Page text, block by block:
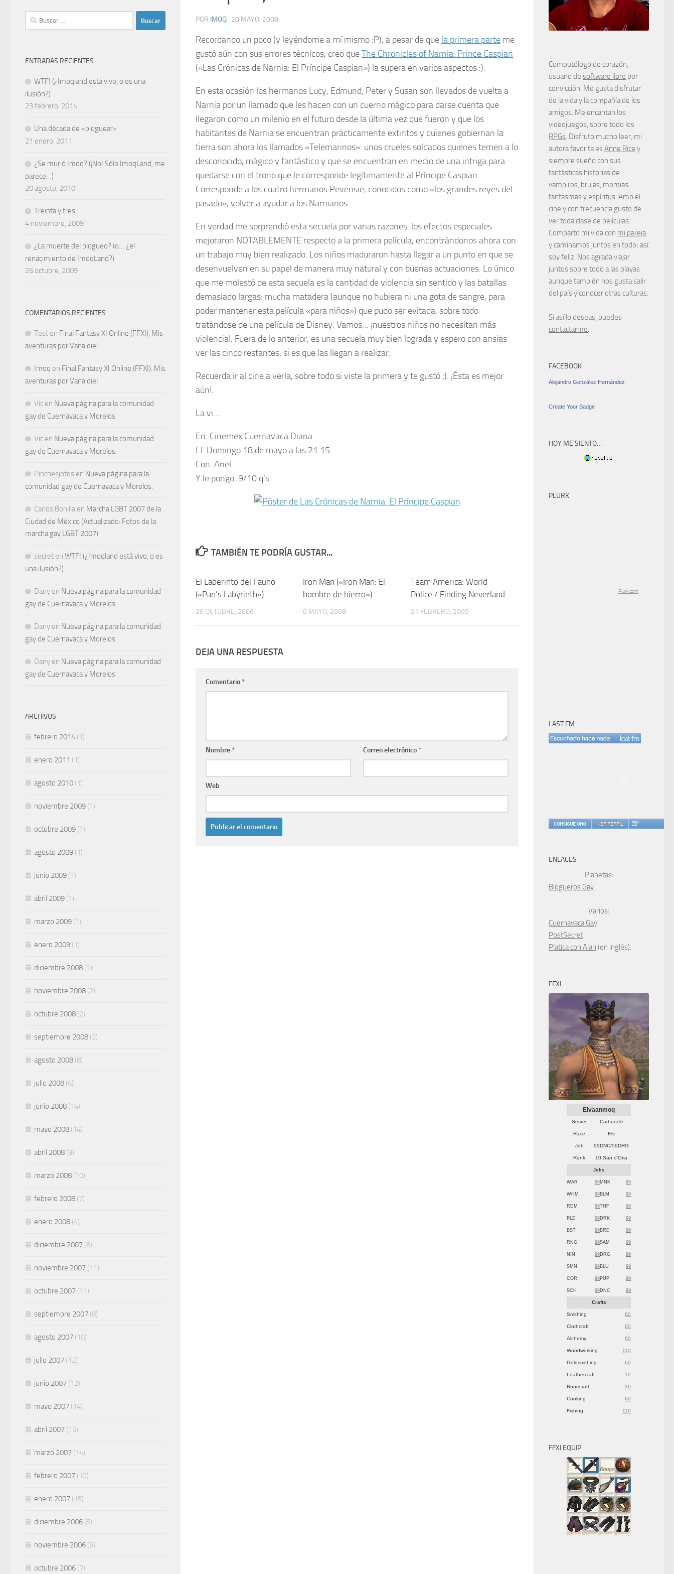
POR IMOQ · 20 MAYO, 2008
Recordando un poco (y leyéndome a mí mismo :P), a pesar de que la primera parte me
gustó aún con sus errores técnicos, creo queThe Chronicles of Narnia: Prince Caspian
(«Las Crónicas de Narnia: El Príncipe Caspian») la supera en varios aspectos :).
En esta ocasión los hermanos Lucy, Edmund, Peter y Susan son llevados de vuelta a
Narnia por un llamado que les hacen con un cuerno mágico para darse cuenta que
llegaron como un milenio en el futuro desde la última vez que fueron y que los
habitantes de Narnia se encuentran prácticamente extintos y quienes gobiernan la
tierra son ahora los llamados «Telemarinos»: unos crueles soldados quienes temen a lo
desconocido, mágico y fantástico y que se encuentran en medio de una intriga para
quedarse con el trono que le corresponde legítimamente al Príncipe Caspian.
Corresponde a los cuatro hermanos Pevensie, conocidos como «los grandes reyes del
pasado», volver a ayudar a los Narnianos.
En verdad me sorprendió esta secuela por varias razones: los efectos especiales
mejoraron NOTABLEMENTE respecto a la primera película, encontrándonos ahora con
un trabajo muy bien realizado. Los niños maduraron hasta llegar a un punto en que se
desenvuelven en su papel de manera muy natural y con buenas actuaciones. Lo único
que me molestó de esta secuela es la cantidad de violencia sin sentido y las batallas
demasiado largas: mucha matadera (aunque no hubiera ni una gota de sangre, para
poder mantener esta película «para niños») que pudo ser evitada, sobre todo
tratándose de una película de Disney. Vamos… ¡nuestros niños no necesitan más
violencia!. Fuera de lo anterior, es una secuela muy bien lograda y espero con ansias
ver las cinco restantes, si es que las llegan a realizar.
Recuerda ir al cine a verla, sobre todo si viste la primera y te gustó ;). ¡Ésta es mejor
aún!.
La vi…
En: Cinemex Cuernavaca Diana
El: Domingo 18 de mayo a las 21:15
Con: Ariel
Y le pongo: 9/10 q’s
TAMBIÉN TE PODRÍA GUSTAR...
El Laberinto del Fauno
(«Pan’s Labyrinth»)
26 OCTUBRE, 2006
Iron Man («Iron Man: El
hombre de hierro»)
6 MAYO, 2008
Team America: World
Police / Finding Neverland
21 FEBRERO, 2005
DEJA UNA RESPUESTA
Comentario*
Nombre* Correo electrónico*
Web
Buscar:
ENTRADAS RECIENTES
WTF! (¿Imoqland está vivo, o es una
ilusión?)
23 febrero, 2014
Una década de «bloguear»
21 enero, 2011
¿Se murió Imoq? (¡No! Sólo ImoqLand, me
parece…)
20 agosto, 2010
Treinta y tres
4 noviembre, 2009
¿La muerte del blogueo? (o… ¿el
renacimiento de ImoqLand?)
26 octubre, 2009
COMENTARIOS RECIENTES
Test en Final Fantasy XI Online (FFXI): Mis
aventuras por Vana’diel
Imoq en Final Fantasy XI Online (FFXI): Mis
aventuras por Vana’diel
Vic en Nueva página para la comunidad
gay de Cuernavaca y Morelos.
Vic en Nueva página para la comunidad
gay de Cuernavaca y Morelos.
Pinchesjotos en Nueva página para la
comunidad gay de Cuernavaca y Morelos.
Carlos Bonilla en Marcha LGBT 2007 de la
Ciudad de México (Actualizado: Fotos de la
marcha gay LGBT 2007)
secret en WTF! (¿Imoqland está vivo, o es
una ilusión?)
Dany en Nueva página para la comunidad
gay de Cuernavaca y Morelos.
Dany en Nueva página para la comunidad
gay de Cuernavaca y Morelos.
Dany en Nueva página para la comunidad
gay de Cuernavaca y Morelos.
ARCHIVOS
febrero 2014 (1)
enero 2011 (1)
agosto 2010 (1)
noviembre 2009 (1)
octubre 2009 (1)
agosto 2009 (1)
junio 2009 (1)
abril 2009 (1)
marzo 2009 (1)
enero 2009 (1)
diciembre 2008 (1)
noviembre 2008 (2)
octubre 2008 (2)
septiembre 2008 (2)
agosto 2008 (8)
julio 2008 (6)
junio 2008 (14)
mayo 2008 (14)
abril 2008 (9)
marzo 2008 (10)
febrero 2008 (7)
enero 2008 (4)
diciembre 2007 (8)
noviembre 2007 (11)
octubre 2007 (11)
septiembre 2007 (8)
agosto 2007 (10)
julio 2007 (12)
junio 2007 (12)
mayo 2007 (14)
abril 2007 (15)
marzo 2007 (14)
febrero 2007 (12)
enero 2007 (15)
diciembre 2006 (8)
noviembre 2006 (6)
octubre 2006 (7)
Computólogo de corazón,
usuario de software libre por
convicción. Me gusta disfrutar
de la vida y la compañía de los
amigos. Me encantan los
videojuegos, sobre todo los
RPGs. Disfruto mucho leer, mi
autora favorita esAnne Rice y
siempre sueño con sus
fantásticas historias de
vampiros, brujas, momias,
fantasmas y espíritus. Amo el
cine y con frecuencia gusto de
ver toda clase de películas.
Comparto mi vida con mi pareja
y caminamos juntos en todo; así
soy feliz. Nos agrada viajar
juntos sobre todo a las playas
aunque también nos gusta salir
del país y conocer otras culturas.
Si así lo deseas, puedes
contactarme.
FACEBOOK
Alejandro González Hernández
Create Your Badge
HOY ME SIENTO…
PLURK
Plurk.com
LAST.FM
ENLACES
Planetas:
Blogueros Gay
Varios:
Cuernavaca Gay
PostSecret
Platica con Alan (en inglés).
FFXI
Elvaanmoq
Server Carbuncle
Race Elv
Job 99DNC/59DRG
Rank 10 San d'Oria
Jobs
WAR 99MNK 99
WHM 99BLM 99
RDM 99THF 99
PLD 99DRK 99
BST 99BRD 99
RNG 99SAM 99
NIN 99DRG 99
SMN 99BLU 99
COR 99PUP 99
SCH 99DNC 99
Crafts
Smithing 60
Clothcraft 60
Alchemy 60
Woodworking 110
Goldsmithing 60
Leathercraft 12
Bonecraft 30
Cooking 60
Fishing 110
FFXI EQUIP